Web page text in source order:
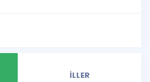
İLLER